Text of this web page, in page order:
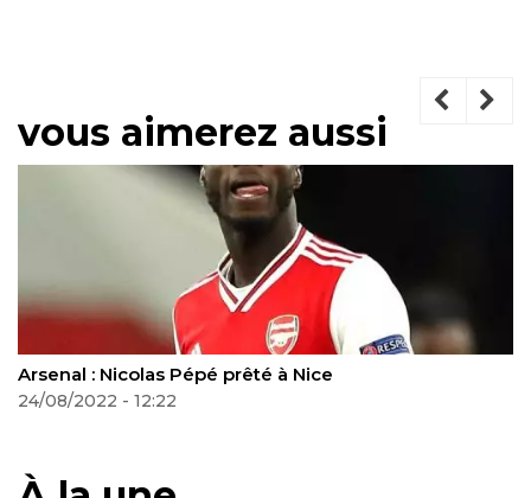
vous aimerez aussi
: Nicolas Pépé prêté à Nice
2022 - 12:22